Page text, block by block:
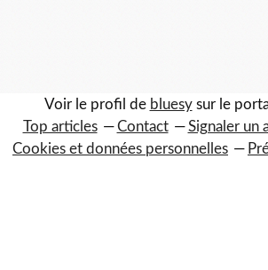
Voir le profil de bluesysur le
Top articles
Contact Signaler un
Cookies et données personnelles